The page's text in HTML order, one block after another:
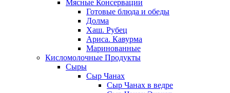
Мясные Консервации
Готовые блюда и обеды
Долма
Хаш. Рубец
Ариса. Кавурма
Маринованные
Кисломолочные Продукты
Сыры
Сыр Чанах
Сыр Чанах в ведре